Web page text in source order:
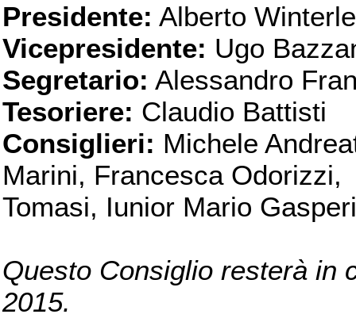
Presidente: Alberto
Vicepresidente: Ugo
Segretario: Alessandro
Tesoriere: Claudio Battisti
Consiglieri: Michele
Marini, Francesca
Tomasi, Iunior Mario
Questo Consiglio resterà in
2015.